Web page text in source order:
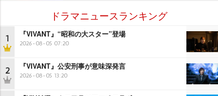
ドラマニュースランキング
1 『VIVANT』“昭和の大スター”登場
2026-08-05 07:20
2 『VIVANT』公安刑事が意味深発言
2026-08-05 13:20